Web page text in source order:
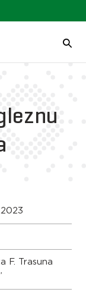
F. Trasuna